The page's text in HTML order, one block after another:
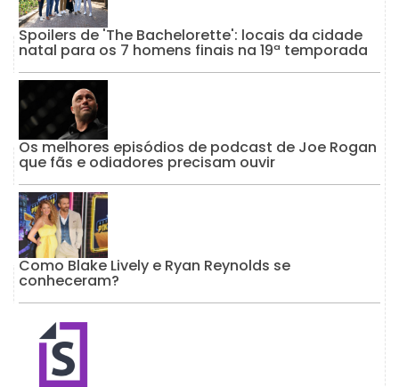
Spoilers de 'The Bachelorette': locais da cidade
natal para os 7 homens finais na 19ª temporada
Os melhores episódios de podcast de Joe Rogan
que fãs e odiadores precisam ouvir
Como Blake Lively e Ryan Reynolds se
conheceram?